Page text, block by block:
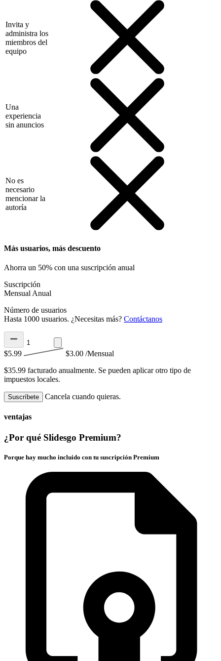
Invita y
administra los
miembros del
equipo
Una
experiencia
sin anuncios
No es
necesario
mencionar la
autoría
Más usuarios, más descuento
Ahorra un 50% con una suscripción anual
Suscripción
Mensual Anual
Número de usuarios
Hasta 1000 usuarios. ¿Necesitas más? Contáctanos
$5.99 $3.00 /Mensual
$35.99 facturado anualmente. Se pueden aplicar otro tipo de
impuestos locales.
Suscríbete Cancela cuando quieras.
ventajas
¿Por qué Slidesgo Premium?
Porque hay mucho incluido con tu suscripción Premium